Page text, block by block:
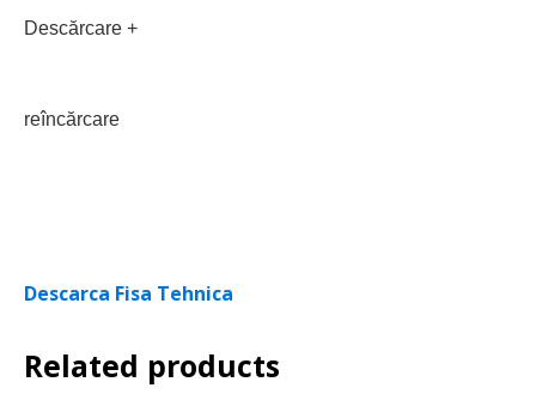
Descărcare +
reîncărcare
Descarca Fisa Tehnica
Related products